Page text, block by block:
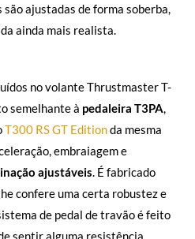
ajustadas de forma soberba,
ainda mais realista.
no volante Thrustmaster T-
semelhante à pedaleira T3PA,
T300 RS GT Editionda mesma
embraiagem e
ajustáveis. É fabricado
confere uma certa robustez e
de pedal de travão é feito
sentir alguma resistência